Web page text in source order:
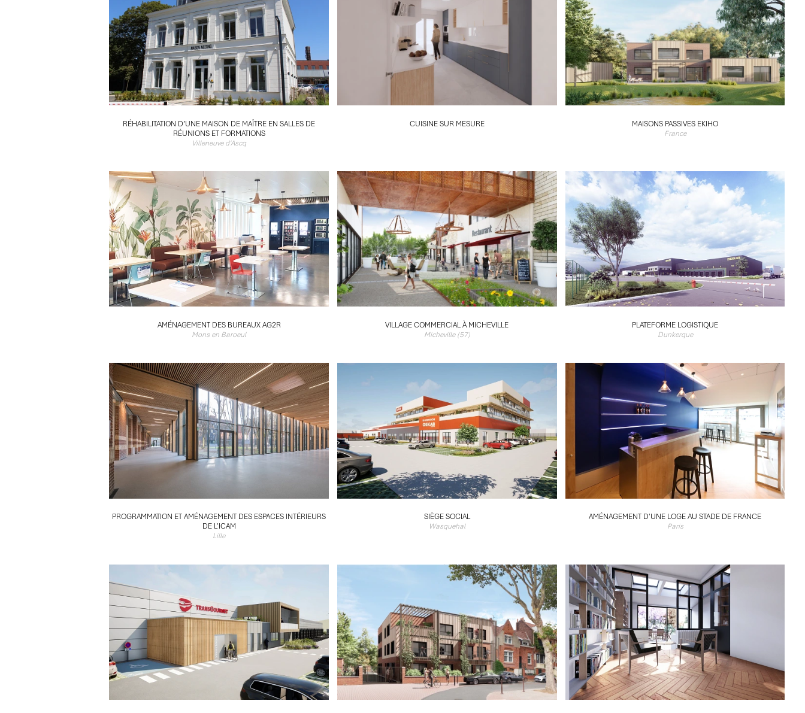
RÉHABILITATION D’UNE MAISON DE MAÎTRE EN SALLES DE
RÉUNIONS ET FORMATIONS
Villeneuve d'Ascq
CUISINE SUR MESURE
MAISONS PASSIVES EKIHO
France
AMÉNAGEMENT DES BUREAUX AG2R
Mons en Baroeul
VILLAGE COMMERCIAL À MICHEVILLE
Micheville (57)
PLATEFORME LOGISTIQUE
Dunkerque
PROGRAMMATION ET AMÉNAGEMENT DES ESPACES INTÉRIEURS
DE L'ICAM
Lille
SIÈGE SOCIAL
Wasquehal
AMÉNAGEMENT D'UNE LOGE AU STADE DE FRANCE
Paris